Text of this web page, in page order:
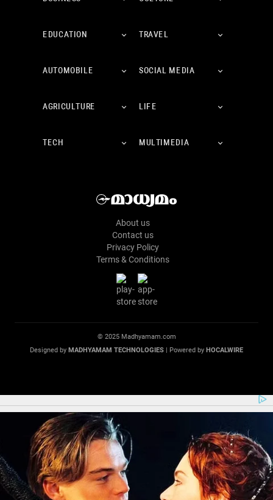
EDUCATION TRAVEL
AUTOMOBILE SOCIAL MEDIA
AGRICULTURE LIFE
TECH MULTIMEDIA
About us
Contact us
Privacy Policy
Terms & Conditions
© 2025 Madhyamam.com
Designed by MADHYAMAM TECHNOLOGIES | Powered by HOCALWIRE